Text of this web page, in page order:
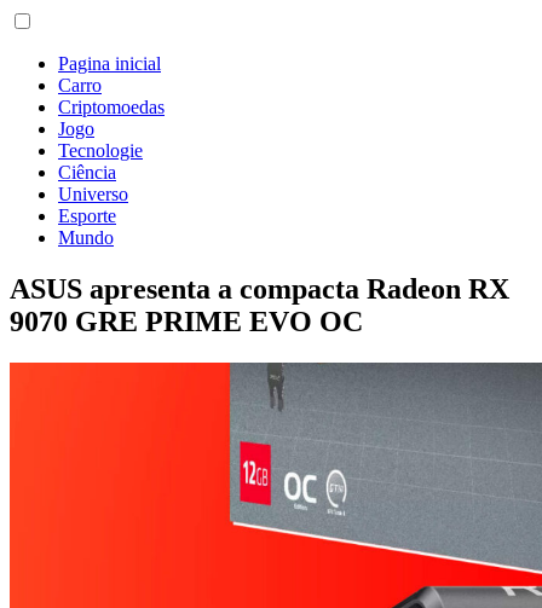
Pagina inicial
Carro
Criptomoedas
Jogo
Tecnologie
Ciência
Universo
Esporte
Mundo
ASUS apresenta a compacta Radeon RX
9070 GRE PRIME EVO OC